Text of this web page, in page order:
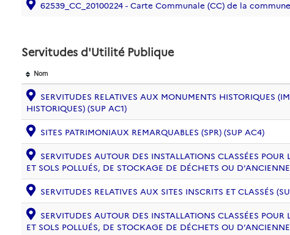
62539_CC_20100224 - Carte Communale (CC) de la
Servitudes d'Utilité Publique
Nom
SERVITUDES RELATIVES AUX MONUMENTS HISTORIQUES
HISTORIQUES) (SUP AC1)
SITES PATRIMONIAUX REMARQUABLES (SPR) (SUP AC4)
SERVITUDES AUTOUR DES INSTALLATIONS CLASSÉES
ET SOLS POLLUÉS, DE STOCKAGE DE DÉCHETS OU
SERVITUDES RELATIVES AUX SITES INSCRITS ET CLASSÉS
SERVITUDES AUTOUR DES INSTALLATIONS CLASSÉES
ET SOLS POLLUÉS, DE STOCKAGE DE DÉCHETS OU